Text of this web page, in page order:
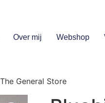
Over mij Webshop
General Store